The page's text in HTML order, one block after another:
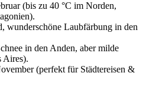
(bis zu 40 °C im Norden,
wunderschöne Laubfärbung in den
in den Anden, aber milde
Aires).
(perfekt für Städtereisen &